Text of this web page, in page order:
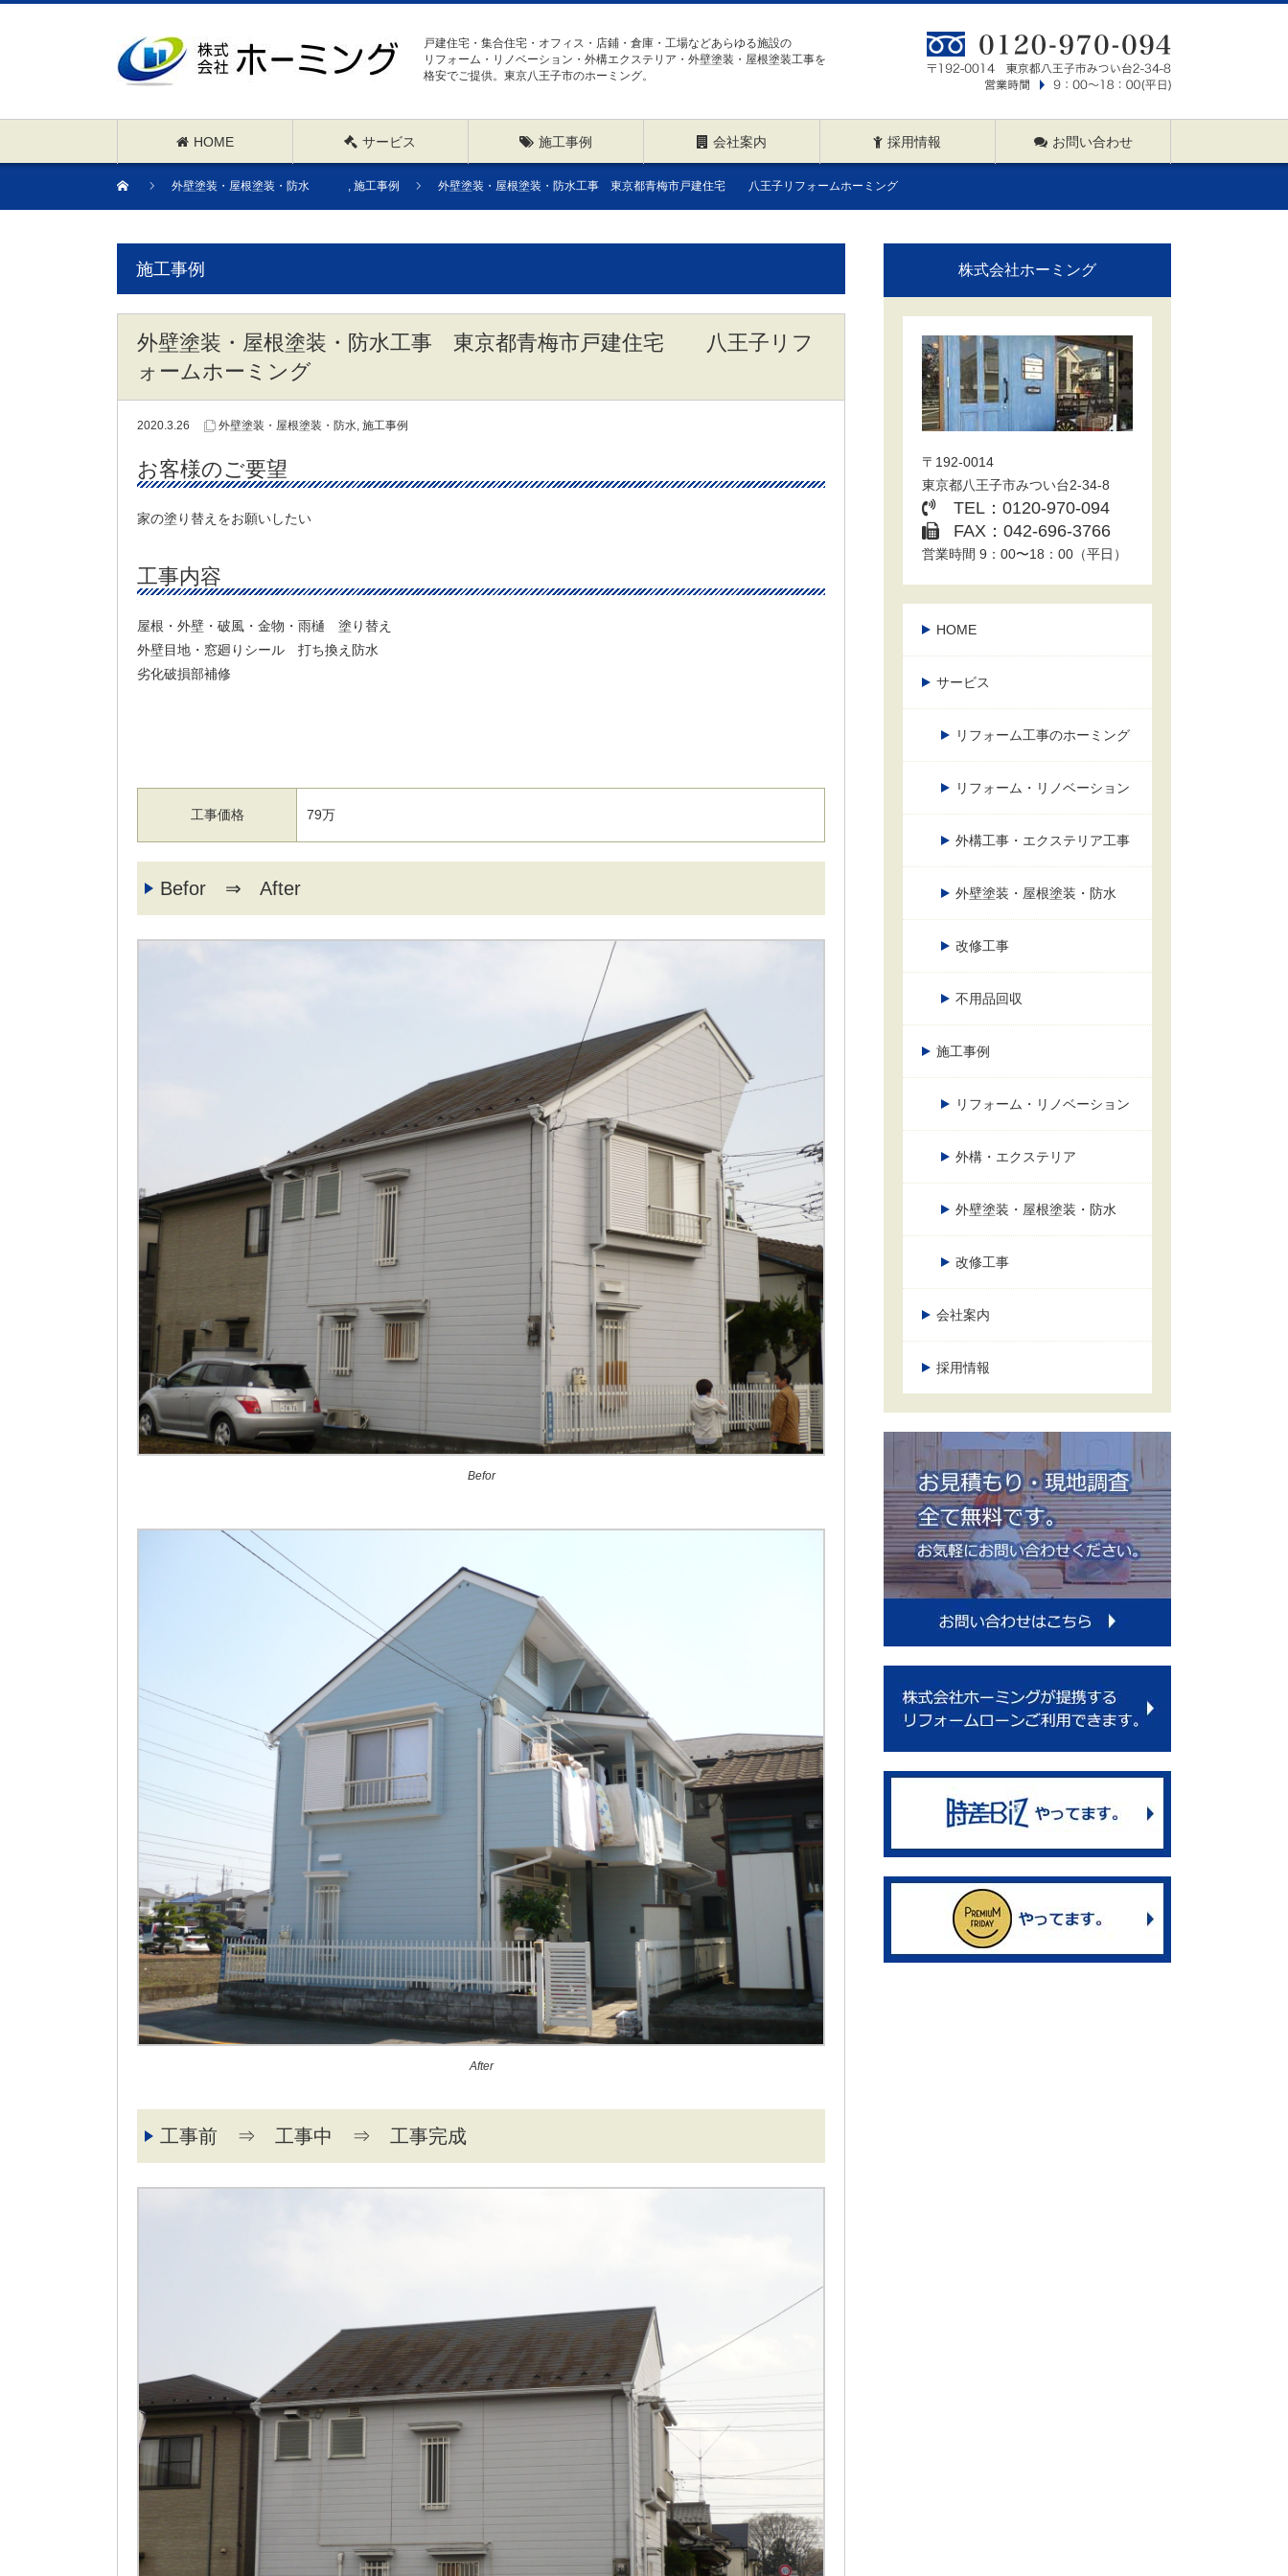
戸建住宅・集合住宅・オフィス・店鋪・倉庫・工場などあらゆる施設の
リフォーム・リノベーション・外構エクステリア・外壁塗装・屋根塗装工事を
格安でご提供。東京八王子市のホーミング。
HOME サービス 施工事例 会社案内 採用情報 お問い合わせ
外壁塗装・屋根塗装・防水 , 施工事例 外壁塗装・屋根塗装・防水工事 東京都青梅市戸建住宅 八王子リフォームホーミング
施工事例
外壁塗装・屋根塗装・防水工事 東京都青梅市戸建住宅 八王子リフ
ォームホーミング
2020.3.26 外壁塗装・屋根塗装・防水, 施工事例
お客様のご要望
家の塗り替えをお願いしたい
工事内容
屋根・外壁・破風・金物・雨樋 塗り替え
外壁目地・窓廻りシール 打ち換え防水
劣化破損部補修
工事価格 79万
Befor ⇒ After
Befor
After
工事前 ⇒ 工事中 ⇒ 工事完成
株式会社ホーミング
〒192-0014
東京都八王子市みつい台2-34-8
TEL：0120-970-094
FAX：042-696-3766
営業時間 9：00〜18：00（平日）
HOME
サービス
リフォーム工事のホーミング
リフォーム・リノベーション
外構工事・エクステリア工事
外壁塗装・屋根塗装・防水
改修工事
不用品回収
施工事例
リフォーム・リノベーション
外構・エクステリア
外壁塗装・屋根塗装・防水
改修工事
会社案内
採用情報